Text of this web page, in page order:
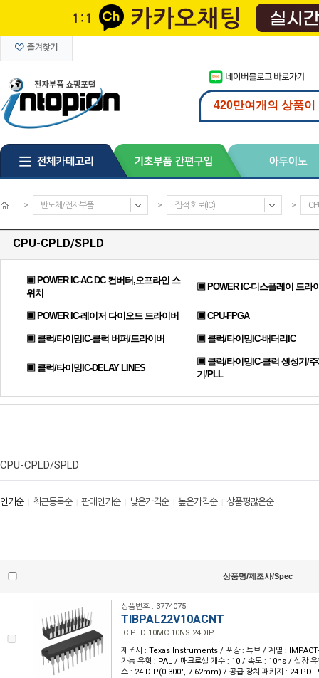
> 반도체/전자부품 > 집적 회로(IC) >
CPU-CPLD/SPLD
▣ POWER IC-AC DC 컨버터,오프라인 스
위치
▣ POWER IC-디스플레이 드라
▣ POWER IC-레이저 다이오드 드라이버 ▣ CPU-FPGA
▣ 클럭/타이밍IC-클럭 버퍼/드라이버 ▣ 클럭/타이밍IC-배터리IC
▣ 클럭/타이밍IC-DELAY LINES
▣ 클럭/타이밍IC-클럭 생성기/
기/PLL
CPU-CPLD/SPLD
인기순| 최근등록순| 판매인기순| 낮은가격순| 높은가격순| 상품평많은순
상품명/제조사/Spec
상품번호 : 3774075
TIBPAL22V10ACNT
IC PLD 10MC 10NS 24DIP
제조사 : Texas Instruments / 포장 : 튜브 / 계열 :
가능 유형 : PAL / 매크로셀 개수 : 10 / 속도 : 10ns / 실장
스 : 24-DIP(0.300", 7.62mm) / 공급 장치 패키지 : 24-PDIP